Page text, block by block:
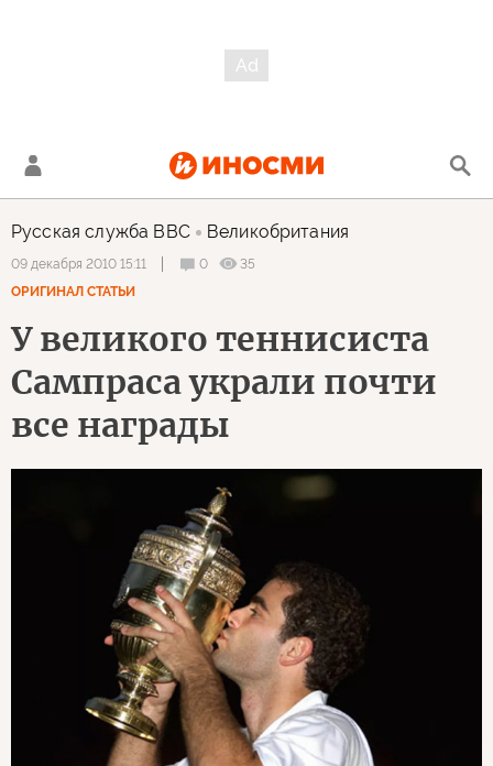
Русская служба BBC Великобритания
09 декабря 2010 15:11 0
35
ОРИГИНАЛ СТАТЬИ
У великого теннисиста
Сампраса украли почти
все награды